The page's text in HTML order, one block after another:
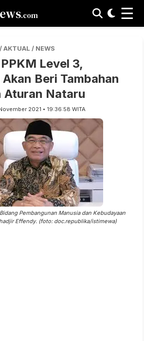
.com ☰
/ AKTUAL / NEWS
Level 3,
Beri Tambahan
Aturan Nataru
2021 • 19:36:58 WITA
Pembangunan Manusia dan Kebudayaan
Effendy. (foto: doc.republika/istimewa)